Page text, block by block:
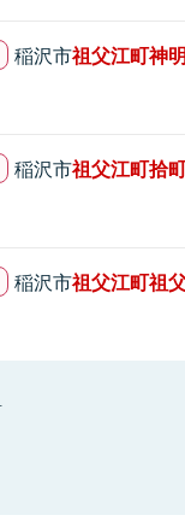
稲沢市祖父江町神
稲沢市祖父江町拾
稲沢市祖父江町祖